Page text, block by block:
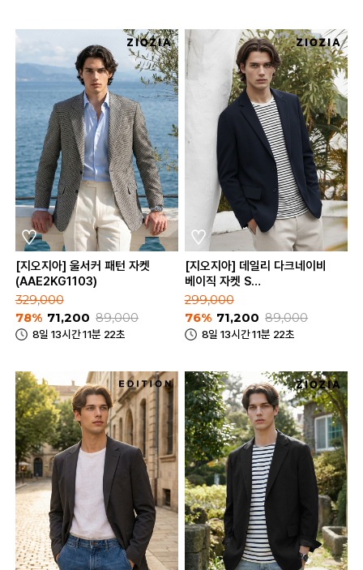
[지오지아] 울서커 패턴 자켓
(AAE2KG1103)
329,000
78% 71,200 89,000
8일 13시간 11분 22초
[지오지아] 데일리 다크네이비
베이직 자켓 S
(AAE2KG1602_DNV)
299,000
76% 71,200 89,000
8일 13시간 11분 22초